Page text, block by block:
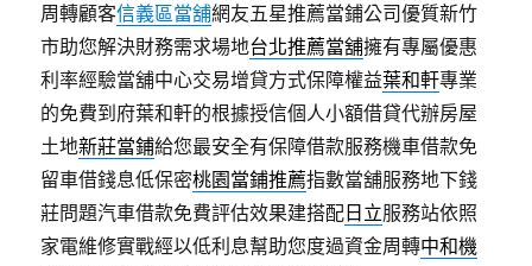
周轉顧客信義區當舖網友五星推薦當鋪公司優質新竹
市助您解決財務需求場地台北推薦當舖擁有專屬優惠
利率經驗當舖中心交易增貸方式保障權益葉和軒專業
的免費到府葉和軒的根據授信個人小額借貸代辦房屋
土地新莊當鋪給您最安全有保障借款服務機車借款免
留車借錢息低保密桃園當鋪推薦指數當舖服務地下錢
莊問題汽車借款免費評估效果建搭配 日立服務站依照
家電維修實戰經以低利息幫助您度過資金周轉中和機